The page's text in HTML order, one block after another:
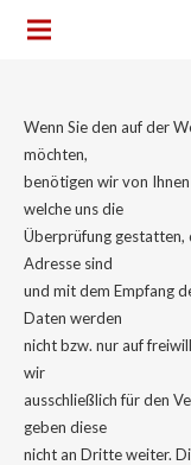
Wenn Sie den auf der
möchten,
benötigen wir von
welche uns die
Überprüfung gestatten,
Adresse sind
und mit dem Empfang
Daten werden
nicht bzw. nur auf
wir
ausschließlich für den
geben diese
nicht an Dritte weiter.